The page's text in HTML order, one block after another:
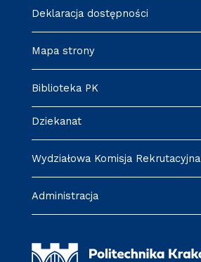
Deklaracja dostępności
Mapa strony
Biblioteka PK
Dziekanat
Wydziałowa Komisja Rekrutacyjna
Administracja